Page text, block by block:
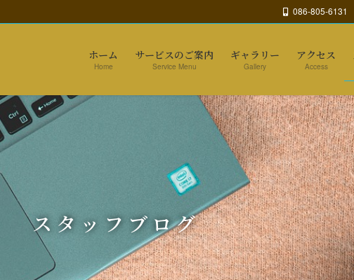
086-805-6131
ホーム
Home
サービスのご案内
Service Menu
ギャラリー
Gallery
アクセス
Access
スタッフブログ